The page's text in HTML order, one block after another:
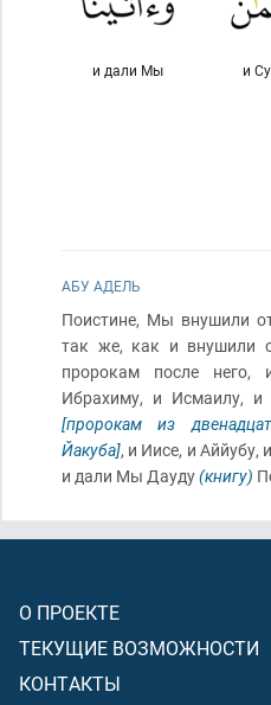
и
и дали Мы
АБУ АДЕЛЬ
Поистине, Мы внушили
так же, как и внушили
пророкам после
Ибрахиму, и Исмаилу,
[пророкам из
Йакуба], и Иисе, и Аййубу,
и дали Мы Дауду(книгу)
О ПРОЕКТЕ
ТЕКУЩИЕ ВОЗМОЖНОСТИ
КОНТАКТЫ